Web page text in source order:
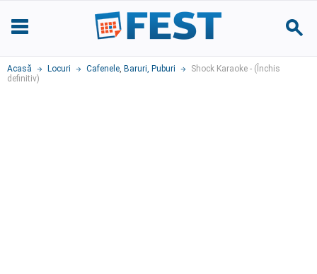
Acasă Locuri Cafenele, Baruri, Puburi
Shock Karaoke - (Închis
definitiv)